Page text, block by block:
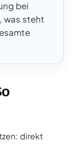
bei
was steht
direkt